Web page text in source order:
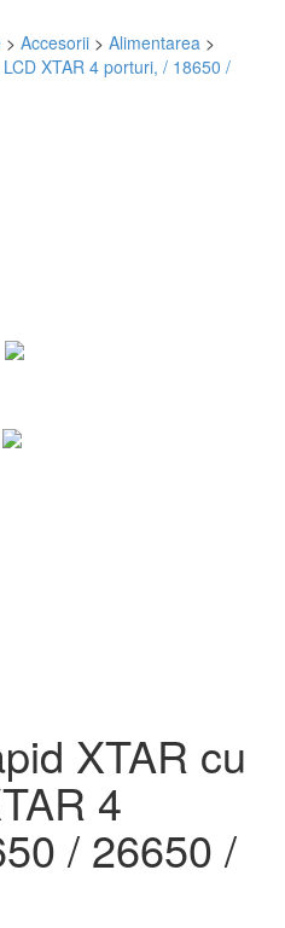
> Accesorii > Alimentarea >
XTAR 4 porturi, / 18650 /
XTAR cu
4
/ 26650 /